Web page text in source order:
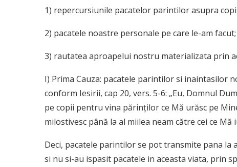
1) repercursiunile pacatelor parintilor asupra
2) pacatele noastre personale pe care le-am facut;
3) rautatea aproapelui nostru materializata prin
I) Prima Cauza: pacatele parintilor si inaintasilor
conform Iesirii, cap 20, vers. 5-6: „Eu, Domnul
pe copii pentru vina părinţilor ce Mă urăsc pe
milostivesc până la al miilea neam către cei ce Mă
Deci, pacatele parintilor se pot transmite pana
si nu si-au ispasit pacatele in aceasta viata, prin